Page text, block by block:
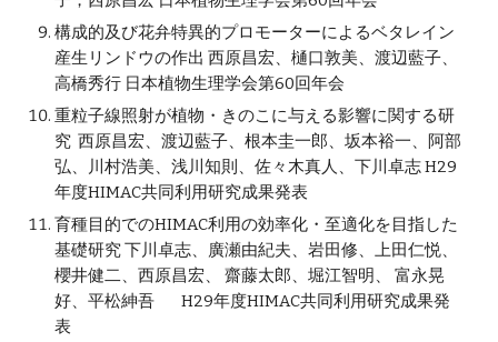
構成的及び花弁特異的プロモーターによるベタレイン
産生リンドウの作出 西原昌宏、樋口敦美、渡辺藍子、
高橋秀行 日本植物生理学会第60回年会
重粒子線照射が植物・きのこに与える影響に関する研
究 西原昌宏、渡辺藍子、根本圭一郎、坂本裕一、阿部
弘、川村浩美、浅川知則、佐々木真人、下川卓志 H29
年度HIMAC共同利用研究成果発表
育種目的でのHIMAC利用の効率化・至適化を目指した
基礎研究 下川卓志、廣瀬由紀夫、岩田修、上田仁悦、
櫻井健二、西原昌宏、 齋藤太郎、堀江智明、 富永晃
好、平松紳吾 H29年度HIMAC共同利用研究成果発
表